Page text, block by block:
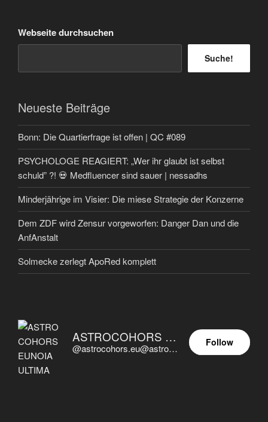
Webseite durchsuchen
Suche!
Neueste Beiträge
Bonn: Die Quartierfrage ist offen | QC #089
PSYCHOLOGE REAGIERT: „Wer ihr glaubt ist selbst
schuld” ?! 💀 Medfluencer sind sauer | nessadhs
Minderjährige im Visier: Die miese Strategie der Konzerne
Dem ZDF wird Zensur vorgeworfen: Danger Dan und die
AnfAnstalt
Solmecke zerlegt ApoRed komplett
ASTROCOHORS EUNOIA ULTIMA
@astrocohors.eu@astrocohors.eu
Follow